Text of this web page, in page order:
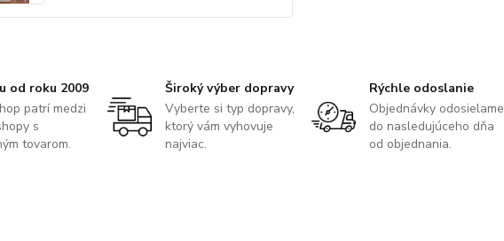
od roku 2009
patrí medzi
s
tovarom.
Široký výber dopravy
Vyberte si typ dopravy,
ktorý vám vyhovuje
najviac.
Rýchle odoslanie
Objednávky odosielame
do nasledujúceho dňa
od objednania.